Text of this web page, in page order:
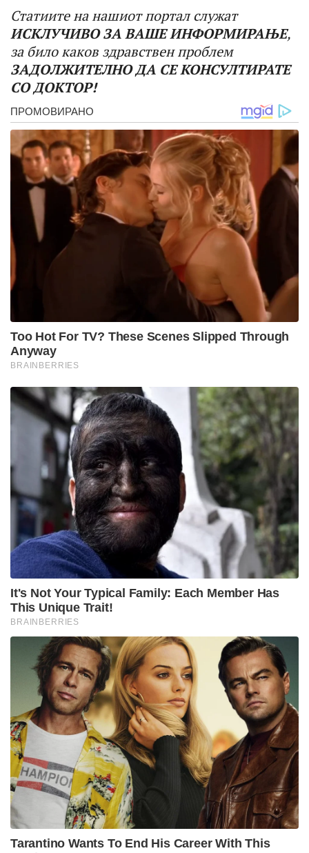
Статиите на нашиот портал служат
ИСКЛУЧИВО ЗА ВАШЕ ИНФОРМИРАЊЕ,
за било каков здравствен проблем
ЗАДОЛЖИТЕЛНО ДА СЕ КОНСУЛТИРАТЕ
СО ДОКТОР!